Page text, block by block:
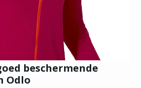
beschermende
Odlo